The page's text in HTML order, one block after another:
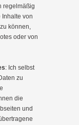
regelmäßig
Inhalte von
können,
oder von
: Ich selbst
zu
die
und